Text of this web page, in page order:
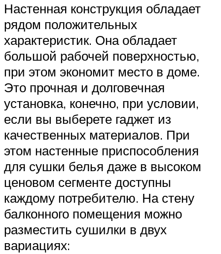
Настенная конструкция обладает
рядом положительных
характеристик. Она обладает
большой рабочей поверхностью,
при этом экономит место в доме.
Это прочная и долговечная
установка, конечно, при условии,
если вы выберете гаджет из
качественных материалов. При
этом настенные приспособления
для сушки белья даже в высоком
ценовом сегменте доступны
каждому потребителю. На стену
балконного помещения можно
разместить сушилки в двух
вариациях: